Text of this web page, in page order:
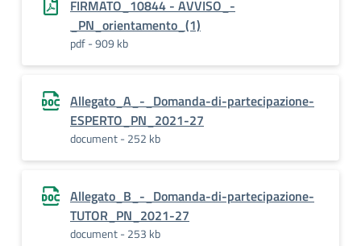
FIRMATO_10844 - AVVISO_-
_PN_orientamento_(1)
pdf - 909 kb
Allegato_A_-_Domanda-di-partecipazione-
ESPERTO_PN_2021-27
document - 252 kb
Allegato_B_-_Domanda-di-partecipazione-
TUTOR_PN_2021-27
document - 253 kb